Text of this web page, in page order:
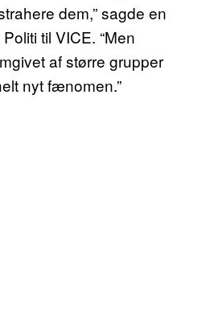
dem,” sagde en
til VICE. “Men
af større grupper
nyt fænomen.”